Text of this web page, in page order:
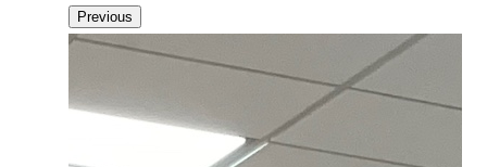
Previous